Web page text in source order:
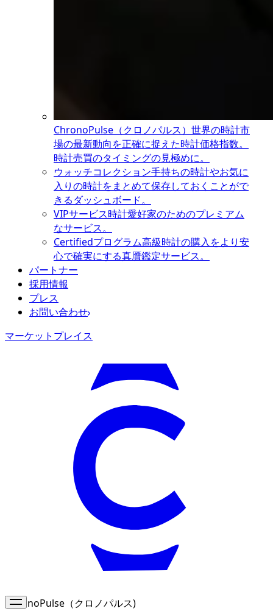
ChronoPulse（クロノパルス） 世界の時計市
場の最新動向を正確に捉えた時計価格指数。
時計売買のタイミングの見極めに。
ウォッチコレクション手持ちの時計やお気に
入りの時計をまとめて保存しておくことがで
きるダッシュボード。
VIPサービス時計愛好家のためのプレミアム
なサービス。
Certifiedプログラム高級時計の購入をより安
心で確実にする真贋鑑定サービス。
パートナー
採用情報
プレス
お問い合わせ
マーケットプレイス
ChronoPulse（クロノパルス)